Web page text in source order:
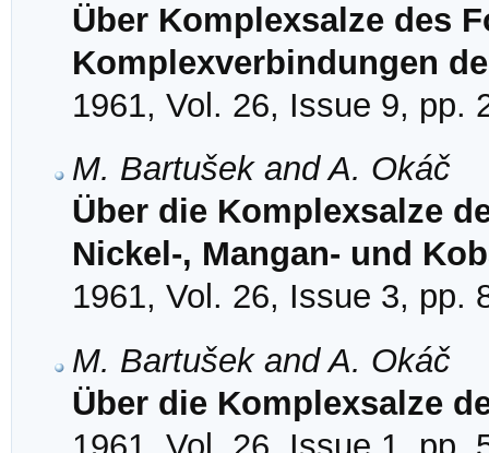
Über Komplexsalze des
Komplexverbindungen
1961, Vol. 26, Issue 9, pp.
M. Bartušek and A. Okáč
Über die Komplexsalze
Nickel-, Mangan- und
1961, Vol. 26, Issue 3, pp.
M. Bartušek and A. Okáč
Über die Komplexsalze